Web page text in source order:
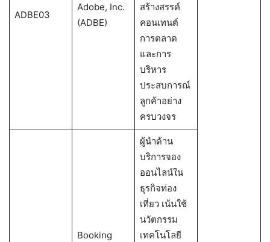
ADBE03
Adobe, Inc.
(ADBE)
สร้างสรรค์
คอนเทนต์
การตลาด
และการ
บริหาร
ประสบการณ์
ลูกค้าอย่าง
ครบวงจร
Booking
ผู้นำด้าน
บริการจอง
ออนไลน์ใน
ธุรกิจท่อง
เที่ยว เน้นใช้
นวัตกรรม
เทคโนโลยี